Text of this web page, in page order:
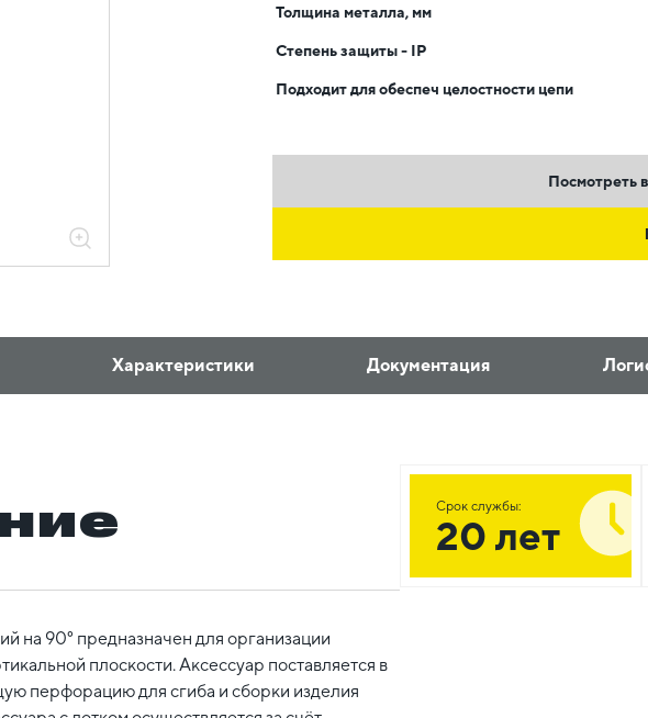
Толщина металла, мм
Степень защиты - IP
Подходит для обеспеч целостности цепи
Посмотреть
Характеристики Документация
на 90° предназначен для организации
плоскости. Аксессуар поставляется в
перфорацию для сгиба и сборки изделия
Срок службы:
20 лет